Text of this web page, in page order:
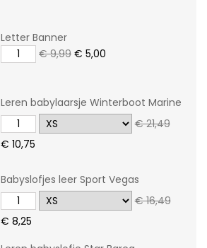
Letter Banner
€ 9,99 € 5,00
Leren babylaarsje Winterboot Marine
€ 21,49
€ 10,75
Babyslofjes leer Sport Vegas
€ 16,49
€ 8,25